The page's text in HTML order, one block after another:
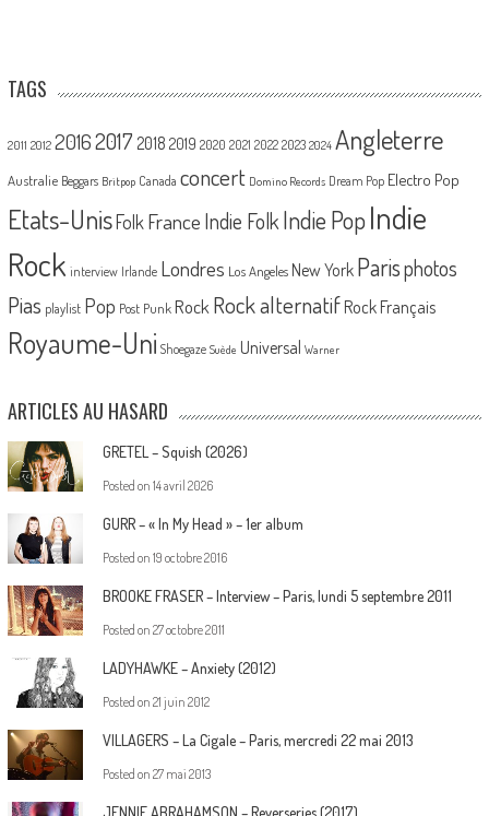
TAGS
2011 2012 20162017 2018 2019 2020 2021 2022 2023 2024 Angleterre
Australie Beggars Britpop Canada concert Domino Records Dream Pop Electro Pop
Etats-UnisFolk France Indie FolkIndie PopIndie
Rock interview Irlande Londres Los Angeles New York Parisphotos
Pias playlist Pop Post Punk Rock Rock alternatif Rock Français
Royaume-Uni Shoegaze Suède Universal Warner
ARTICLES AU HASARD
GRETEL – Squish (2026)
Posted on 14 avril 2026
GURR – « In My Head » – 1er album
Posted on 19 octobre 2016
BROOKE FRASER – Interview – Paris, lundi 5 septembre 2011
Posted on 27 octobre 2011
LADYHAWKE – Anxiety (2012)
Posted on 21 juin 2012
VILLAGERS – La Cigale – Paris, mercredi 22 mai 2013
Posted on 27 mai 2013
JENNIE ABRAHAMSON – Reverseries (2017)